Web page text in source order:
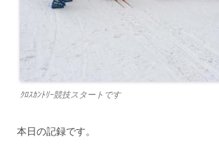
ｸﾛｽｶﾝﾄﾘｰ競技スタートです
本日の記録です。